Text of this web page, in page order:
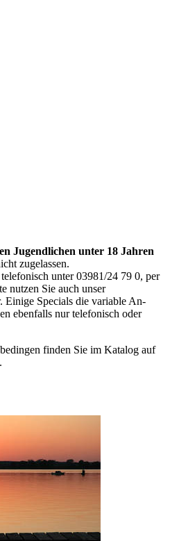
Jugendlichen unter 18 Jahren
zugelassen.
unter 03981/24 79 0, per
nutzen Sie auch unser
Einige Specials die variable An-
ebenfalls nur telefonisch oder
finden Sie im Katalog auf